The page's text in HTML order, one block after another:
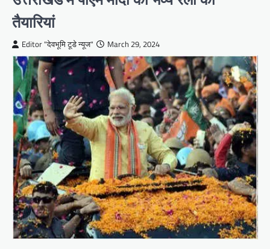
तैयारियां
Editor "देवभूमि टूडे न्यूज" March 29, 2024